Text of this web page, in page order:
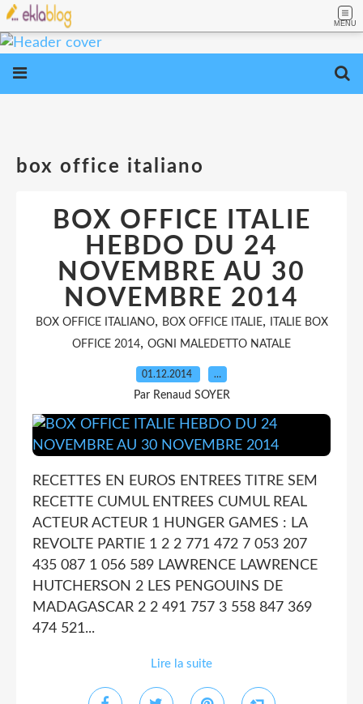
MENU
box office italiano
BOX OFFICE ITALIE
HEBDO DU 24
NOVEMBRE AU 30
NOVEMBRE 2014
BOX OFFICE ITALIANO, BOX OFFICE ITALIE,
ITALIE BOX
OFFICE 2014, OGNI MALEDETTO NATALE
01.12.2014 …
Par Renaud SOYER
RECETTES EN EUROS ENTREES TITRE SEM
RECETTE CUMUL ENTREES CUMUL REAL
ACTEUR ACTEUR 1 HUNGER GAMES : LA
REVOLTE PARTIE 1 2 2 771 472 7 053 207
435 087 1 056 589 LAWRENCE LAWRENCE
HUTCHERSON 2 LES PENGOUINS DE
MADAGASCAR 2 2 491 757 3 558 847 369
474 521...
Lire la suite